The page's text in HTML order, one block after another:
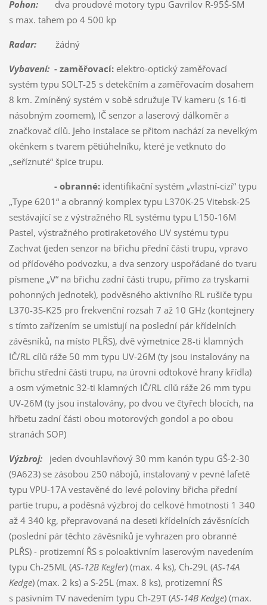
Pohon:dva proudové motory typu Gavrilov R-95Š-SM
s max. tahem po 4 500 kp
Radar:žádný
Vybavení: - zaměřovací:elektro-optický zaměřovací
systém typu SOLT-25 s detekčním a zaměřovacím dosahem
8 km. Zmíněný systém v sobě sdružuje TV kameru (s 16-ti
násobným zoomem), IČ senzor a laserový dálkoměr a
značkovač cílů. Jeho instalace se přitom nachází za nevelkým
okénkem s tvarem pětiúhelníku, které je vetknuto do
„seříznuté“ špice trupu.
- obranné:identifikační systém „vlastní-cizí“ typu
„Type 6201“ a obranný komplex typu L370K-25 Vitebsk-25
sestávající se z výstražného RL systému typu L150-16M
Pastel, výstražného protiraketového UV systému typu
Zachvat (jeden senzor na břichu přední části trupu, vpravo
od příďového podvozku, a dva senzory uspořádané do tvaru
písmene „V“ na břichu zadní části trupu, přímo za tryskami
pohonných jednotek), podvěsného aktivního RL rušiče typu
L370-3S-K25 pro frekvenční rozsah 7 až 10 GHz (kontejnery
s tímto zařízením se umisťují na poslední pár křídelních
závěsníků, na místo PLŘS), dvě výmetnice 28-ti klamných
IČ/RL cílů ráže 50 mm typu UV-26M (ty jsou instalovány na
břichu střední části trupu, na úrovni odtokové hrany křídla)
a osm výmetnic 32-ti klamných IČ/RL cílů ráže 26 mm typu
UV-26M (ty jsou instalovány, po dvou ve čtyřech blocích, na
hřbetu zadní části obou motorových gondol a po obou
stranách SOP)
Výzbroj:jeden dvouhlavňový 30 mm kanón typu GŠ-2-30
(9A623) se zásobou 250 nábojů, instalovaný v pevné lafetě
typu VPU-17A vestavěné do levé poloviny břicha přední
partie trupu, a poděsná výzbroj do celkové hmotnosti 1 340
až 4 340 kg, přepravovaná na deseti křídelních závěsnících
(poslední pár těchto závěsníků je vyhrazen pro obranné
PLŘS) - protizemní ŘS s poloaktivním laserovým navedením
typu Ch-25ML (AS-12B Kegler) (max. 4 ks), Ch-29L (AS-14A
Kedge) (max. 2 ks) a S-25L (max. 8 ks), protizemní ŘS
s pasivním TV navedením typu Ch-29T (AS-14B Kedge) (max.